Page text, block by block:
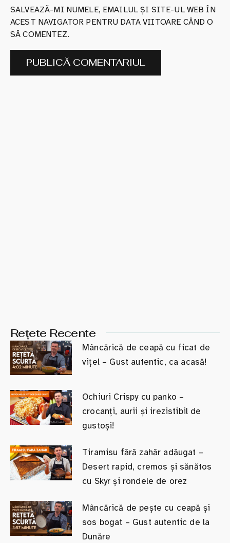
SALVEAZĂ-MI NUMELE, EMAILUL ȘI SITE-UL WEB ÎN
ACEST NAVIGATOR PENTRU DATA VIITOARE CÂND O
SĂ COMENTEZ.
Rețete Recente
Mâncărică de ceapă cu ficat de
vițel – Gust autentic, ca acasă!
Ochiuri Crispy cu panko –
crocanți, aurii și irezistibil de
gustoși!
Tiramisu fără zahăr adăugat –
Desert rapid, cremos și sănătos
cu Skyr și rondele de orez
Mâncărică de pește cu ceapă și
sos bogat – Gust autentic de la
Dunăre